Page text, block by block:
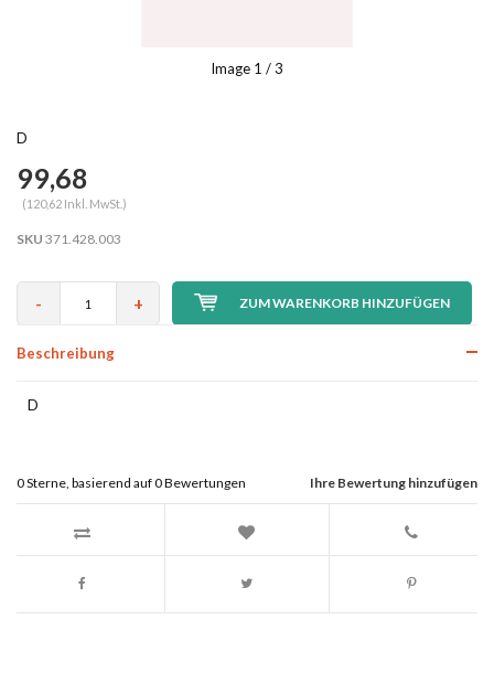
Image 1 / 3
D
99,68
(120,62 Inkl. MwSt.)
SKU 371.428.003
- + ZUM WARENKORB HINZUFÜGEN
Beschreibung
D
Ihre Bewertung hinzufügen
0Sterne, basierend auf0Bewertungen